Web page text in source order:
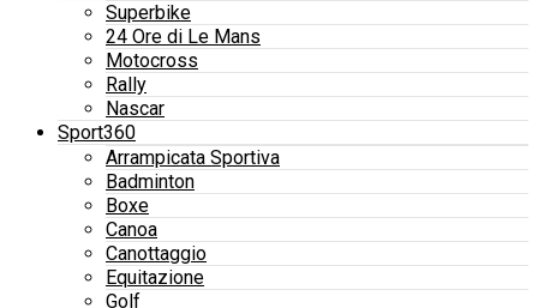
Superbike
24 Ore di Le Mans
Motocross
Rally
Nascar
Sport360
Arrampicata Sportiva
Badminton
Boxe
Canoa
Canottaggio
Equitazione
Golf